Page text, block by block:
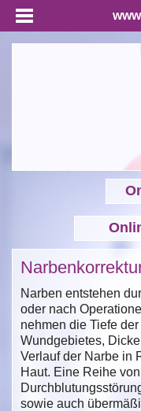
Narben entstehen
oder nach
nehmen die Tiefe
Wundgebietes,
Verlauf der Narbe in
Haut. Eine Reihe
sowie auch